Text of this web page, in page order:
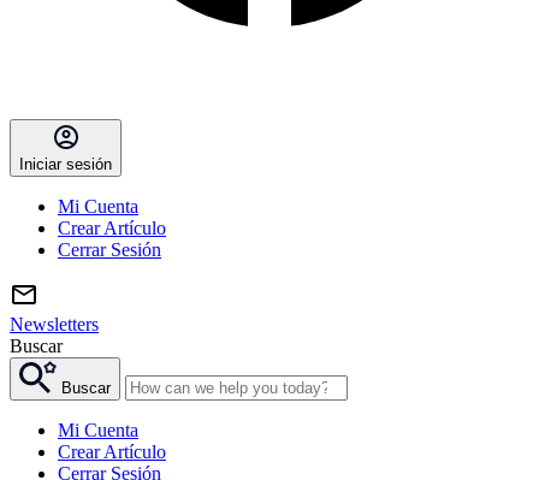
Iniciar sesión
Mi Cuenta
Crear Artículo
Cerrar Sesión
Newsletters
Buscar
Buscar
Mi Cuenta
Crear Artículo
Cerrar Sesión